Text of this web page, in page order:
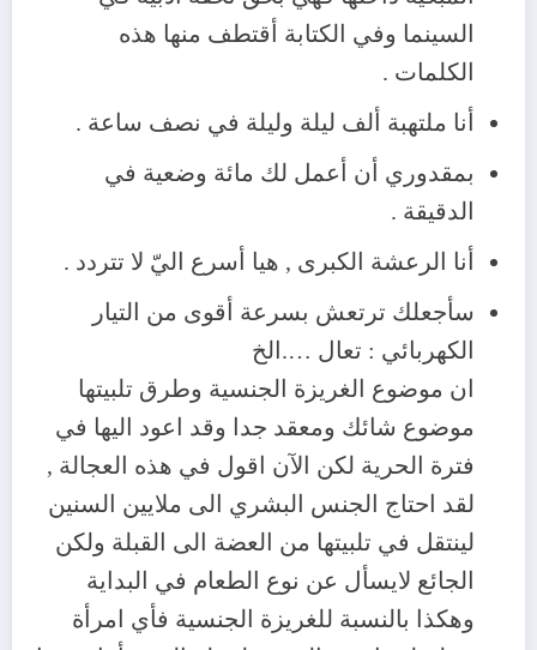
السينما وفي الكتابة أقتطف منها هذه
الكلمات .
أنا ملتهبة ألف ليلة وليلة في نصف ساعة .
بمقدوري أن أعمل لك مائة وضعية في
الدقيقة .
أنا الرعشة الكبرى , هيا أسرع اليّ لا تتردد .
سأجعلك ترتعش بسرعة أقوى من التيار
الكهربائي : تعال ….الخ
ان موضوع الغريزة الجنسية وطرق تلبيتها
موضوع شائك ومعقد جدا وقد اعود اليها في
فترة الحرية لكن الآن اقول في هذه العجالة ,
لقد احتاج الجنس البشري الى ملايين السنين
لينتقل في تلبيتها من العضة الى القبلة ولكن
الجائع لايسأل عن نوع الطعام في البداية
وهكذا بالنسبة للغريزة الجنسية فأي امرأة